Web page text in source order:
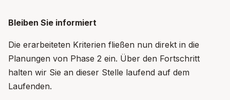
Bleiben Sie informiert
Die erarbeiteten Kriterien fließen nun direkt in die
Planungen von Phase 2 ein. Über den Fortschritt
halten wir Sie an dieser Stelle laufend auf dem
Laufenden.